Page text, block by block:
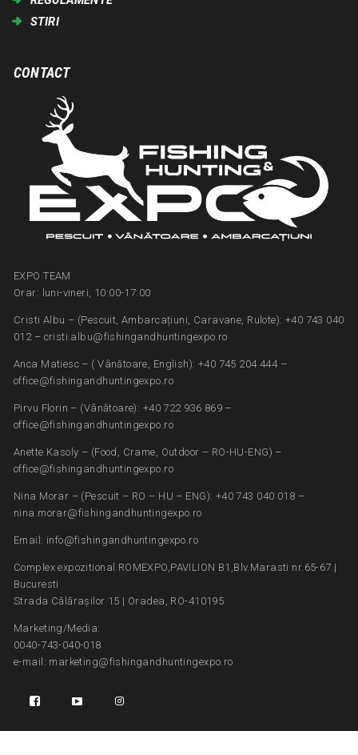
STIRI
CONTACT
EXPO TEAM
Orar: luni-vineri, 10:00-17:00
Cristi Albu – (Pescuit, Ambarcațiuni, Caravane, Rulote): +40 743 040
012 – cristi.albu@fishingandhuntingexpo.ro
Anca Matiesc – ( Vânătoare, English): +40 745 204 444 –
office@fishingandhuntingexpo.ro
Pirvu Florin – (Vânătoare): +40 722 936 869 –
office@fishingandhuntingexpo.ro
Anette Kasoly – (Food, Crame, Outdoor – RO-HU-ENG) –
office@fishingandhuntingexpo.ro
Nina Morar – (Pescuit – RO – HU – ENG): +40 743 040 018 –
nina.morar@fishingandhuntingexpo.ro
Email: info@fishingandhuntingexpo.ro
Complex expozitional ROMEXPO,PAVILION B1,Blv.Marasti nr.65-67 |
Bucuresti
Strada Călărașilor 15 | Oradea, RO-410195
Marketing/Media:
0040-743-040-018
e-mail: marketing@fishingandhuntingexpo.ro